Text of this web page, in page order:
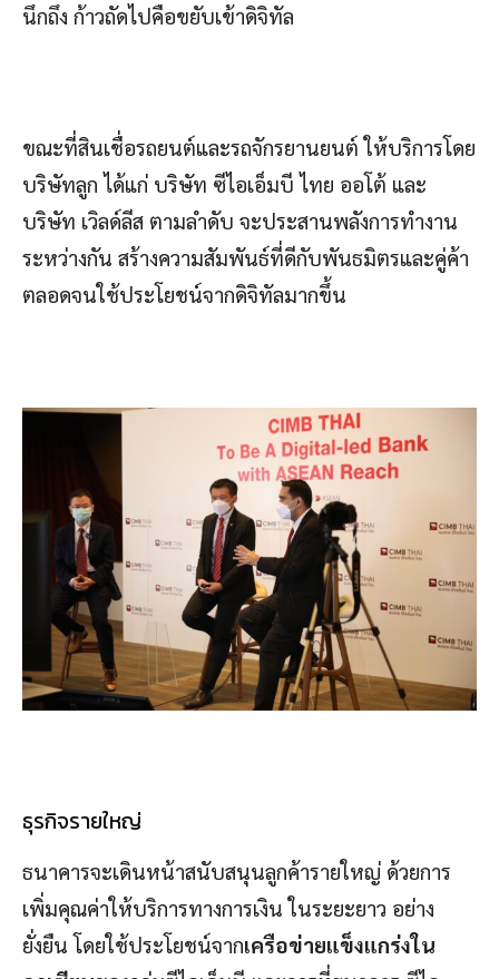
นึกถึง ก้าวถัดไปคือขยับเข้าดิจิทัล
ขณะที่สินเชื่อรถยนต์และรถจักรยานยนต์ ให้บริการโดย
บริษัทลูก ได้แก่ บริษัท ซีไอเอ็มบี ไทย ออโต้ และ
บริษัท เวิลด์ลีส ตามลำดับ จะประสานพลังการทำงาน
ระหว่างกัน สร้างความสัมพันธ์ที่ดีกับพันธมิตรและคู่ค้า
ตลอดจนใช้ประโยชน์จากดิจิทัลมากขึ้น
ธุรกิจรายใหญ่
ธนาคารจะเดินหน้าสนับสนุนลูกค้ารายใหญ่ ด้วยการ
เพิ่มคุณค่าให้บริการทางการเงิน ในระยะยาว อย่าง
ยั่งยืน โดยใช้ประโยชน์จากเครือข่ายแข็งแกร่งใน